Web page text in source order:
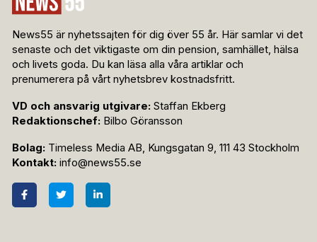
News55 är nyhetssajten för dig över 55 år. Här samlar vi det
senaste och det viktigaste om din pension, samhället, hälsa
och livets goda. Du kan läsa alla våra artiklar och
prenumerera på vårt nyhetsbrev kostnadsfritt.
VD och ansvarig utgivare: Staffan Ekberg
Redaktionschef: Bilbo Göransson
Bolag: Timeless Media AB, Kungsgatan 9, 111 43 Stockholm
Kontakt: info@news55.se